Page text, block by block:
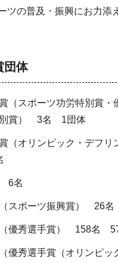
ツの普及・振興にお力添
団体
（スポーツ功労特別賞・
別賞） 3名 1団体
（オリンピック・デフリ
6名
（スポーツ振興賞） 26
（優秀選手賞） 158名
優秀選手賞（オリンピッ